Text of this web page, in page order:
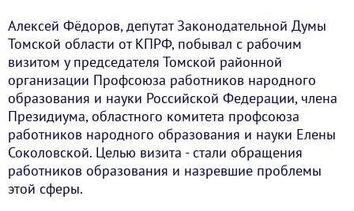
Алексей Фёдоров, депутат Законодательной Думы
Томской области от КПРФ, побывал с рабочим
визитом у председателя Томской районной
организации Профсоюза работников народного
образования и науки Российской Федерации, члена
Президиума, областного комитета профсоюза
работников народного образования и науки Елены
Соколовской. Целью визита - стали обращения
работников образования и назревшие проблемы
этой сферы.